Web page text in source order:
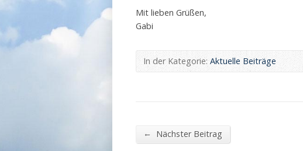
Mit lieben Grüßen,
Gabi
In der Kategorie: Aktuelle Beiträge
← Nächster Beitrag